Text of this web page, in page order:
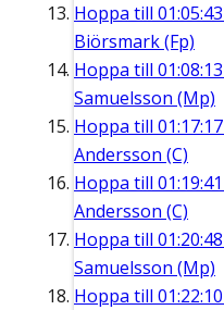
Hoppa till 01:05:43
Biörsmark (Fp)
Hoppa till 01:08:13
Samuelsson (Mp)
Hoppa till 01:17:17
Andersson (C)
Hoppa till 01:19:41
Andersson (C)
Hoppa till 01:20:48
Samuelsson (Mp)
Hoppa till 01:22:10